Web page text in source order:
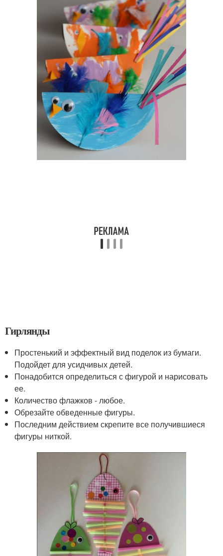
Гирлянды
Простенький и эффектный вид поделок из бумаги.
Подойдет для усидчивых детей.
Понадобится определиться с фигурой и нарисовать
ее.
Количество флажков - любое.
Обрезайте обведенные фигуры.
Последним действием скрепите все получившиеся
фигуры ниткой.